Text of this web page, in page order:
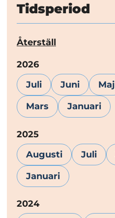
Tidsperiod
Återställ
År:
2026
Juli
Juni Maj
Mars Januari
År:
2025
Augusti
Juli
Januari
År:
2024